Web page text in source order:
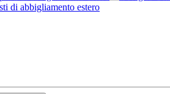
di abbigliamento estero